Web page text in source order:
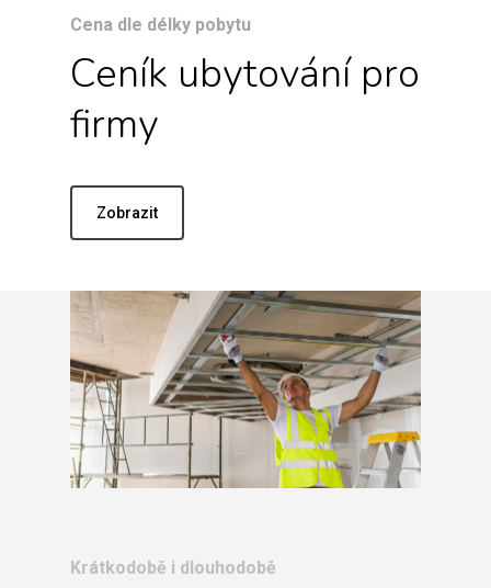
Cena dle délky pobytu
Ceník ubytování pro
firmy
Zobrazit
Krátkodobě i dlouhodobě